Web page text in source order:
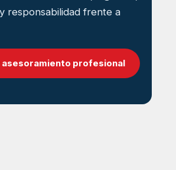
responsabilidad frente a
profesional